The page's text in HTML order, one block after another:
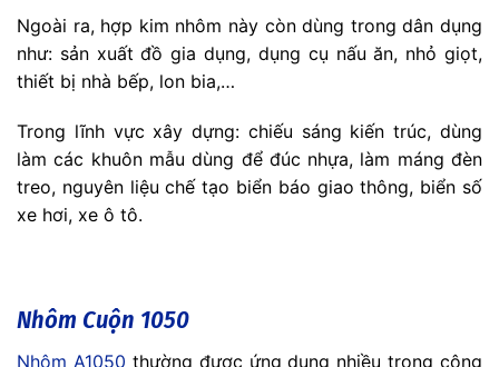
Ngoài ra, hợp kim nhôm này còn dùng trong dân dụng
như: sản xuất đồ gia dụng, dụng cụ nấu ăn, nhỏ giọt,
thiết bị nhà bếp, lon bia,…
Trong lĩnh vực xây dựng: chiếu sáng kiến trúc, dùng
làm các khuôn mẫu dùng để đúc nhựa, làm máng đèn
treo, nguyên liệu chế tạo biển báo giao thông, biển số
xe hơi, xe ô tô.
Nhôm Cuộn 1050
Nhôm A1050 thường được ứng dụng nhiều trong công